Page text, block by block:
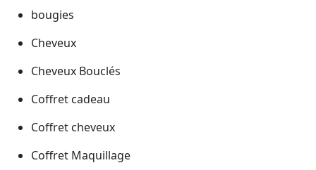
bougies
Cheveux
Cheveux Bouclés
Coffret cadeau
Coffret cheveux
Coffret Maquillage